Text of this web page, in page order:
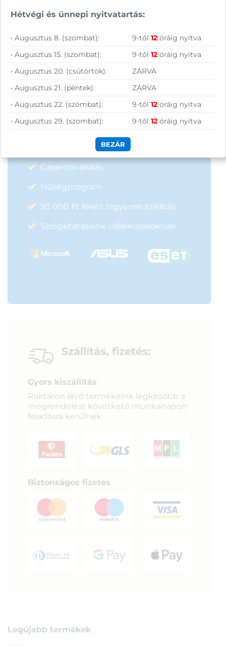
FELIRATKOZOM
Vásárolj nálunk!
Nagy raktárkészlet
Garanciavállalás
Hűségprogram
50 000 Ft felett ingyenes szállítás
Szolgáltatásaink vállalkozásoknak
Szállítás, fizetés:
Gyors kiszállítás
Raktáron lévő termékeink legkésőbb a
megrendelést követkető munkanapon
feladásra kerülnek.
Biztonságos fizetés
Legújabb termékek
Hétvégi és ünnepi nyitvatartás:
• Augusztus 8. (szombat): 9-től12 óráig nyitva
• Augusztus 15. (szombat):
9-től12 óráig nyitva
• Augusztus 20. (csütörtök):
ZÁRVA
• Augusztus 21. (péntek):
ZÁRVA
• Augusztus 22. (szombat):
9-től12 óráig nyitva
• Augusztus 29. (szombat):
9-től12 óráig nyitva
BEZÁR